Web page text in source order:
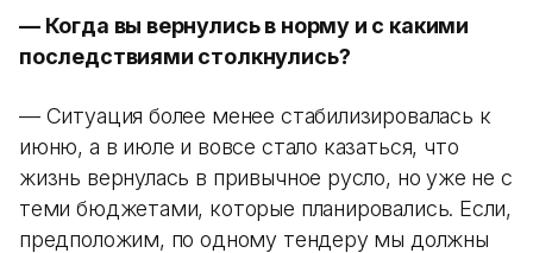
— Когда вы вернулись в норму и с какими
последствиями столкнулись?
— Ситуация более менее стабилизировалась к
июню, а в июле и вовсе стало казаться, что
жизнь вернулась в привычное русло, но уже не с
теми бюджетами, которые планировались. Если,
предположим, по одному тендеру мы должны